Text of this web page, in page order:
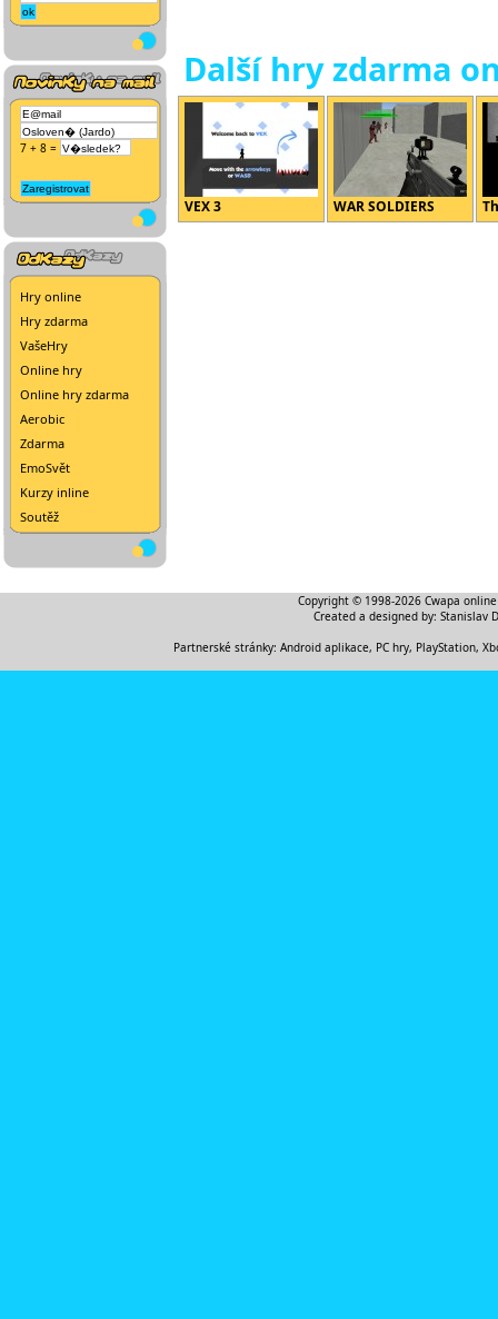
7 + 8 =
Hry online
Hry zdarma
VašeHry
Online hry
Online hry zdarma
Aerobic
Zdarma
EmoSvět
Kurzy inline
Soutěž
Další hry zdarma
VEX 3 WAR SOLDIERS
Copyright © 1998-2026 Cwapa
Created a designed by: Stanislav
Partnerské stránky: Android aplikace, PC hry, PlayStation,